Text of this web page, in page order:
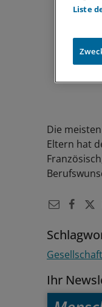
Die
Eltern hat
Gesellschaft
Ihr
Liste